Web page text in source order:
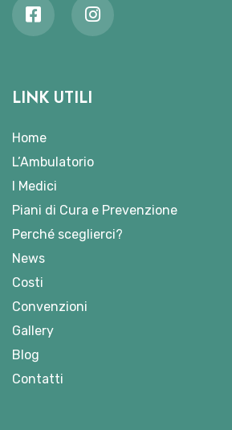
LINK UTILI
Home
L’Ambulatorio
I Medici
Piani di Cura e Prevenzione
Perché sceglierci?
News
Costi
Convenzioni
Gallery
Blog
Contatti